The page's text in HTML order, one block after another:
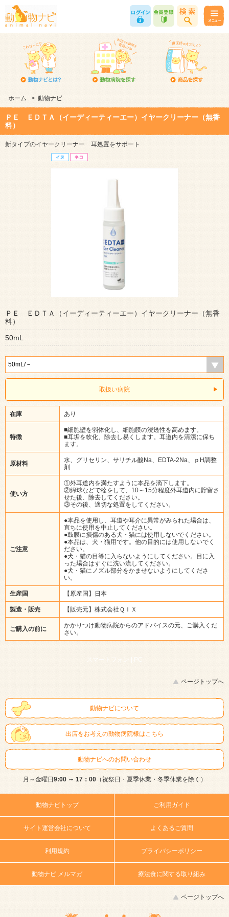
ホーム > 動物ナビ
ＰＥ ＥＤＴＡ（イーディーティーエー）イヤークリーナー（無香
料）
新タイプのイヤークリーナー 耳処置をサポート
ＰＥ ＥＤＴＡ（イーディーティーエー）イヤークリーナー（無香
料）
50mL
取扱い病院
在庫 あり
特徴
■細胞壁を弱体化し、細胞膜の浸透性を高めます。
■耳垢を軟化、除去し易くします。耳道内を清潔に保ち
ます。
原材料
水、グリセリン、サリチル酸Na、EDTA-2Na、ｐH調整
剤
使い方
①外耳道内を満たすように本品を滴下します。
②綿球などで栓をして、10～15分程度外耳道内に貯留さ
せた後、除去してください。
③その後、適切な処置をしてください。
ご注意
●本品を使用し、耳道や耳介に異常がみられた場合は、
直ちに使用を中止してください。
●鼓膜に損傷のある犬・猫には使用しないでください。
●本品は、犬・猫用です。他の目的には使用しないでく
ださい。
●犬・猫の目等に入らないようにしてください。目に入
った場合はすぐに洗い流してください。
●犬・猫にノズル部分をかませないようにしてくださ
い。
生産国 【原産国】日本
製造・販売 【販売元】株式会社ＱＩＸ
ご購入の前に
かかりつけ動物病院からのアドバイスの元、ご購入くだ
さい。
スマートフォン | PC
ページトップへ
動物ナビについて
出店をお考えの動物病院様はこちら
動物ナビへのお問い合わせ
月～金曜日9:00 ～ 17：00（祝祭日・夏季休業・冬季休業を除く）
動物ナビトップ ご利用ガイド
サイト運営会社について よくあるご質問
利用規約 プライバシーポリシー
動物ナビ メルマガ 療法食に関する取り組み
ページトップへ